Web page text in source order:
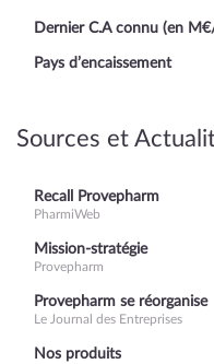
Dernier C.A connu (en
Pays d’encaissement
Sources et
Recall Provepharm
PharmiWeb
Mission-stratégie
Provepharm
Provepharm se réorganise
Le Journal des Entreprises
Nos produits